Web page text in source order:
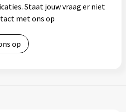
Staat jouw vraag er niet
met ons op
op